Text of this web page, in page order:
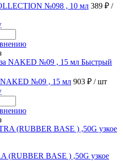
№098 , 10 мл 389 ₽ /
Быстрый
№09 , 15 мл 903 ₽ / шт
(RUBBER BASE ) ,50G узкое